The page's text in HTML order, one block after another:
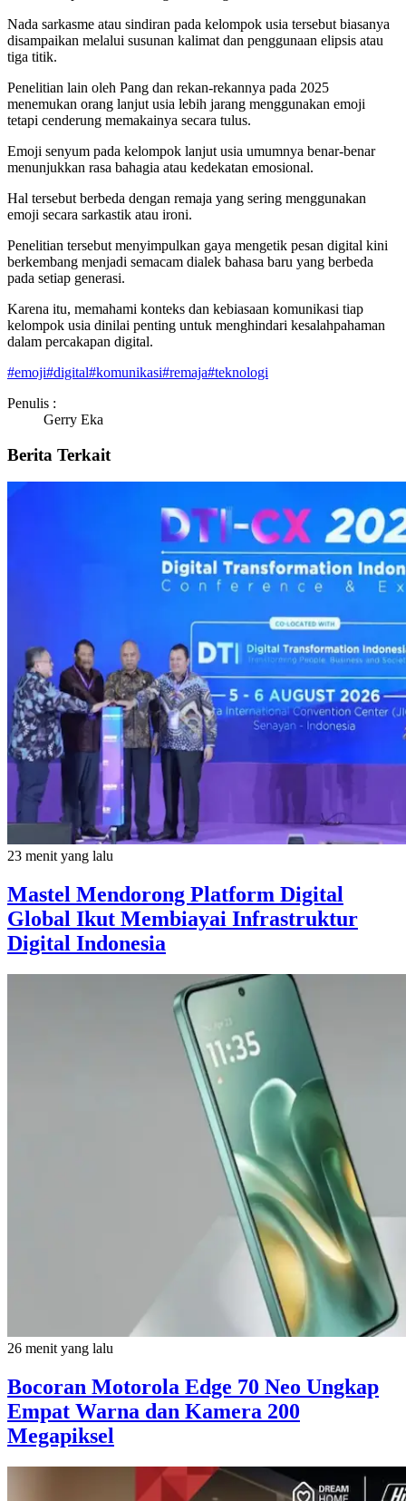
Nada sarkasme atau sindiran pada kelompok usia tersebut biasanya
disampaikan melalui susunan kalimat dan penggunaan elipsis atau
tiga titik.
Penelitian lain oleh Pang dan rekan-rekannya pada 2025
menemukan orang lanjut usia lebih jarang menggunakan emoji
tetapi cenderung memakainya secara tulus.
Emoji senyum pada kelompok lanjut usia umumnya benar-benar
menunjukkan rasa bahagia atau kedekatan emosional.
Hal tersebut berbeda dengan remaja yang sering menggunakan
emoji secara sarkastik atau ironi.
Penelitian tersebut menyimpulkan gaya mengetik pesan digital kini
berkembang menjadi semacam dialek bahasa baru yang berbeda
pada setiap generasi.
Karena itu, memahami konteks dan kebiasaan komunikasi tiap
kelompok usia dinilai penting untuk menghindari kesalahpahaman
dalam percakapan digital.
#emoji#digital#komunikasi#remaja#teknologi
Penulis :
Gerry Eka
Berita Terkait
23 menit yang lalu
Mastel Mendorong Platform Digital
Global Ikut Membiayai Infrastruktur
Digital Indonesia
26 menit yang lalu
Bocoran Motorola Edge 70 Neo Ungkap
Empat Warna dan Kamera 200
Megapiksel